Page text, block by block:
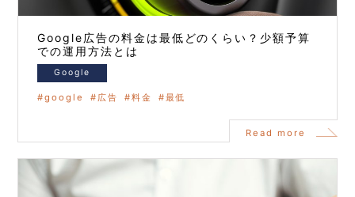
Google広告の料金は最低どのくらい？少額予算
での運用方法とは
Google
google 広告 料金 最低
Read more